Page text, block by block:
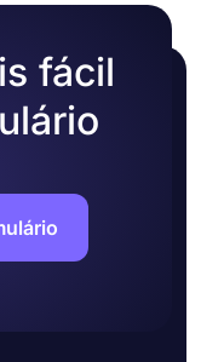
fácil